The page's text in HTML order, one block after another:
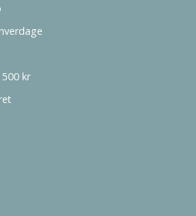
kr